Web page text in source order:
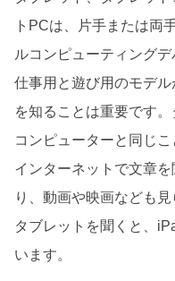
トPCは、片手または両
ルコンピューティングデ
仕事用と遊び用のモデ
を知ることは重要です
コンピューターと同じこ
インターネットで文章
り、動画や映画なども見
タブレットを聞くと、
います。